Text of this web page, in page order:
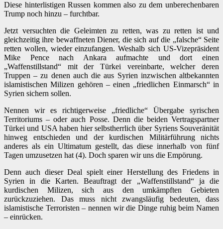
Diese hinterlistigen Russen kommen also zu dem unberechenbaren
Trump noch hinzu – furchtbar.
Jetzt versuchten die Geleimten zu retten, was zu retten ist und
gleichzeitig ihre bewaffneten Diener, die sich auf die „falsche“ Seite
retten wollen, wieder einzufangen. Weshalb sich US-Vizepräsident
Mike Pence nach Ankara aufmachte und dort einen
„Waffenstillstand“ mit der Türkei vereinbarte, welcher deren
Truppen – zu denen auch die aus Syrien inzwischen altbekannten
islamistischen Milizen gehören – einen „friedlichen Einmarsch“ in
Syrien sichern sollen.
Nennen wir es richtigerweise „friedliche“ Übergabe syrischen
Territoriums – oder auch Posse. Denn die beiden Vertragspartner
Türkei und USA haben hier selbstherrlich über Syriens Souveränität
hinweg entschieden und der kurdischen Militärführung nichts
anderes als ein Ultimatum gestellt, das diese innerhalb von fünf
Tagen umzusetzen hat (4). Doch sparen wir uns die Empörung.
Denn auch dieser Deal spielt einer Herstellung des Friedens in
Syrien in die Karten. Beauftragt der „Waffenstillstand“ ja die
kurdischen Milizen, sich aus den umkämpften Gebieten
zurückzuziehen. Das muss nicht zwangsläufig bedeuten, dass
islamistische Terroristen – nennen wir die Dinge ruhig beim Namen
– einrücken.